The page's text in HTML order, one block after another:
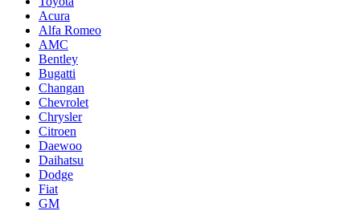
Acura
Alfa Romeo
AMC
Bentley
Bugatti
Changan
Chevrolet
Chrysler
Citroen
Daewoo
Daihatsu
Dodge
Fiat
GM